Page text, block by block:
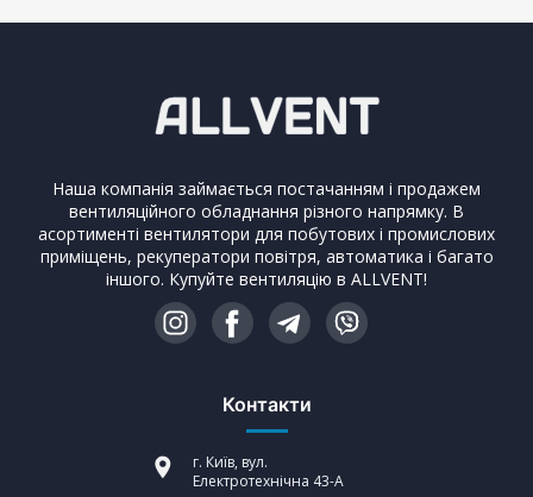
Наша компанія займається постачанням і продажем
вентиляційного обладнання різного напрямку. В
асортименті вентилятори для побутових і промислових
приміщень, рекуператори повітря, автоматика і багато
іншого. Купуйте вентиляцію в ALLVENT!
Контакти
г. Київ, вул.
Електротехнічна 43-А